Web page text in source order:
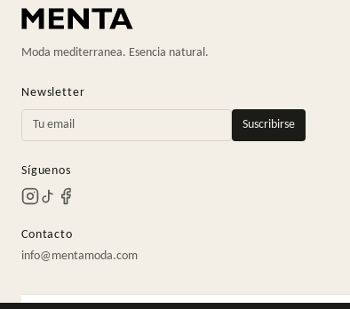
Moda mediterranea. Esencia natural.
Newsletter
Suscribirse
Síguenos
Contacto
info@mentamoda.com